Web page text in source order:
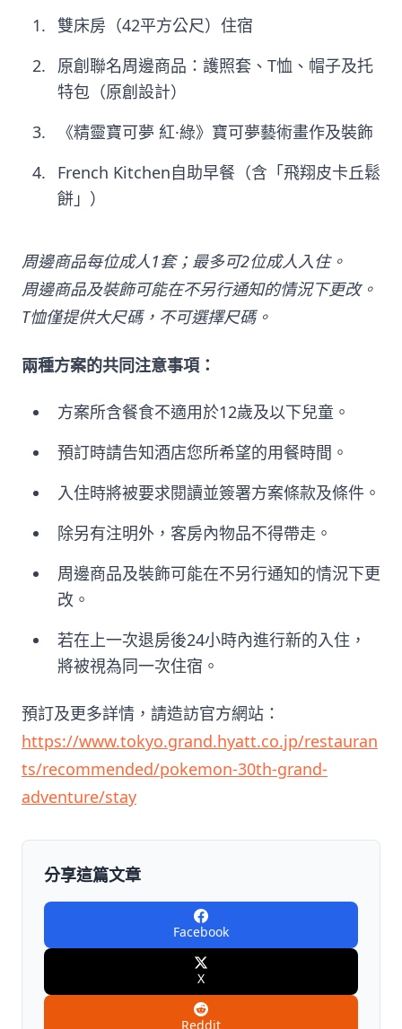
雙床房（42平方公尺）住宿
原創聯名周邊商品：護照套、T恤、帽子及托
特包（原創設計）
《精靈寶可夢 紅·綠》寶可夢藝術畫作及裝飾
French Kitchen自助早餐（含「飛翔皮卡丘鬆
餅」）
周邊商品每位成人1套；最多可2位成人入住。
周邊商品及裝飾可能在不另行通知的情況下更改。
T恤僅提供大尺碼，不可選擇尺碼。
兩種方案的共同注意事項：
方案所含餐食不適用於12歲及以下兒童。
預訂時請告知酒店您所希望的用餐時間。
入住時將被要求閱讀並簽署方案條款及條件。
除另有注明外，客房內物品不得帶走。
周邊商品及裝飾可能在不另行通知的情況下更
改。
若在上一次退房後24小時內進行新的入住，
將被視為同一次住宿。
預訂及更多詳情，請造訪官方網站：
https://www.tokyo.grand.hyatt.co.jp/restauran
ts/recommended/pokemon-30th-grand-
adventure/stay
分享這篇文章
Facebook
X
Reddit